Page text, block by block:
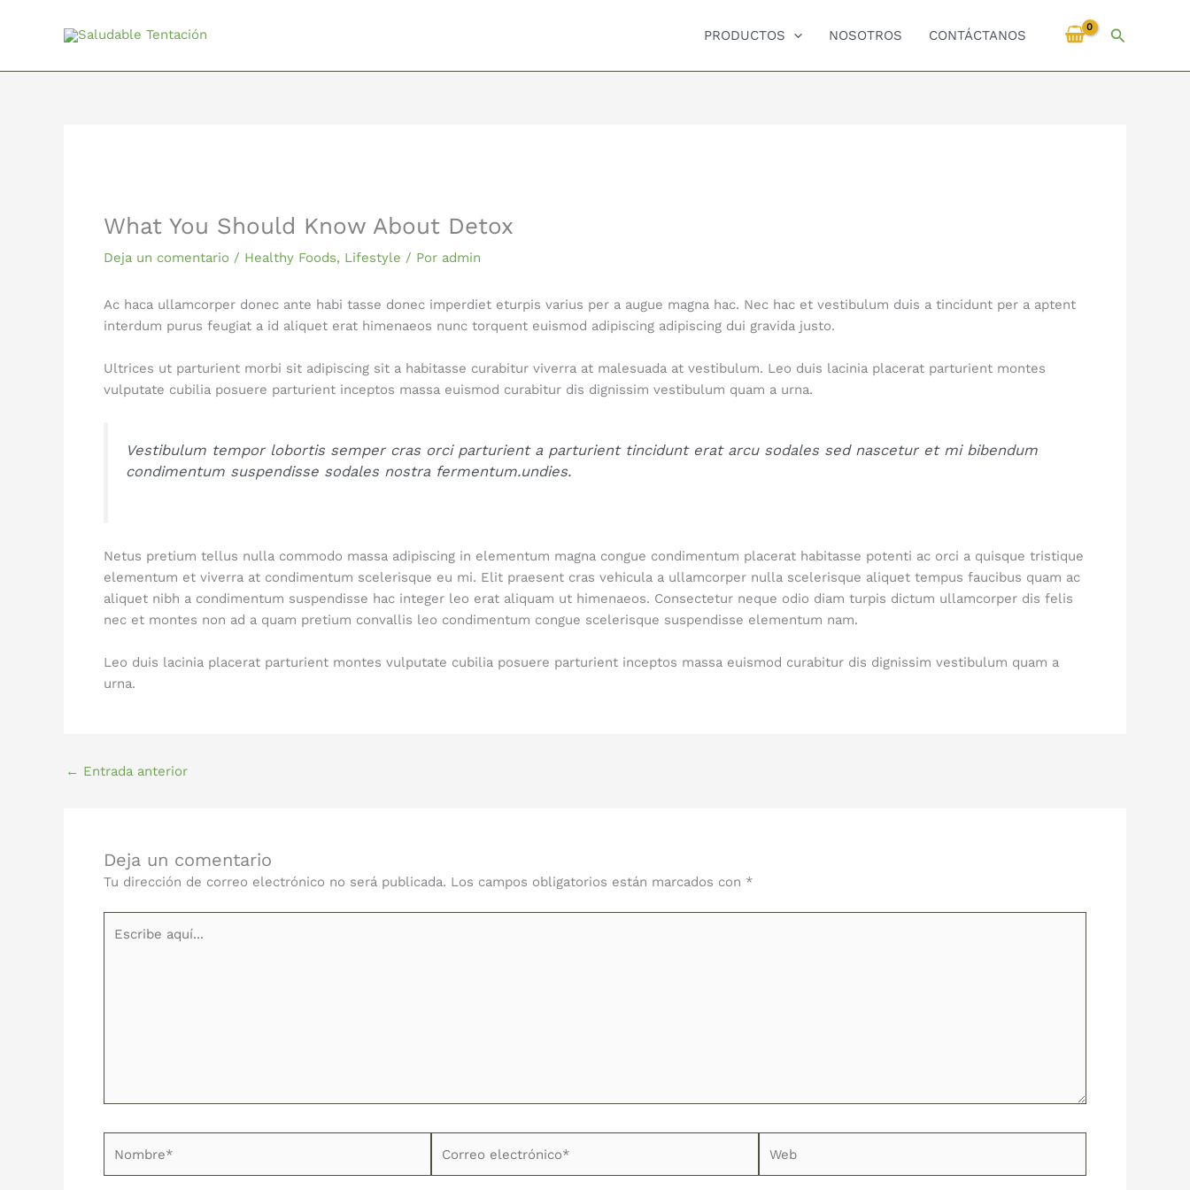
PRODUCTOS NOSOTROS CONTÁCTANOS Buscar
What You Should Know About Detox
Deja un comentario / Healthy Foods, Lifestyle / Por admin
Ac haca ullamcorper donec ante habi tasse donec imperdiet eturpis varius per a augue magna hac. Nec hac et vestibulum duis a tincidunt per a aptent
interdum purus feugiat a id aliquet erat himenaeos nunc torquent euismod adipiscing adipiscing dui gravida justo.
Ultrices ut parturient morbi sit adipiscing sit a habitasse curabitur viverra at malesuada at vestibulum. Leo duis lacinia placerat parturient montes
vulputate cubilia posuere parturient inceptos massa euismod curabitur dis dignissim vestibulum quam a urna.
Vestibulum tempor lobortis semper cras orci parturient a parturient tincidunt erat arcu sodales sed nascetur et mi bibendum
condimentum suspendisse sodales nostra fermentum.undies.
Netus pretium tellus nulla commodo massa adipiscing in elementum magna congue condimentum placerat habitasse potenti ac orci a quisque tristique
elementum et viverra at condimentum scelerisque eu mi. Elit praesent cras vehicula a ullamcorper nulla scelerisque aliquet tempus faucibus quam ac
aliquet nibh a condimentum suspendisse hac integer leo erat aliquam ut himenaeos. Consectetur neque odio diam turpis dictum ullamcorper dis felis
nec et montes non ad a quam pretium convallis leo condimentum congue scelerisque suspendisse elementum nam.
Leo duis lacinia placerat parturient montes vulputate cubilia posuere parturient inceptos massa euismod curabitur dis dignissim vestibulum quam a
urna.
← Entrada anterior
Deja un comentario
Tu dirección de correo electrónico no será publicada. Los campos obligatorios están marcados con *
aquí...
electrónico*